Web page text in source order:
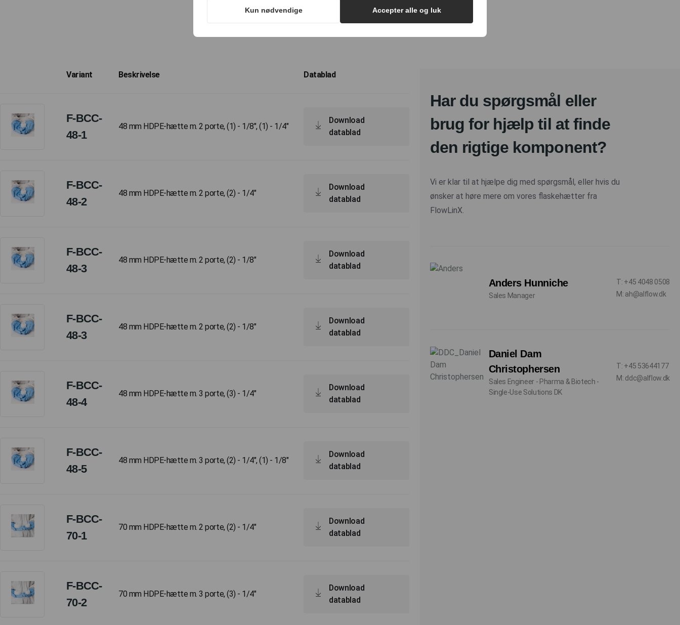
Variant Beskrivelse Datablad
F-BCC-
48-1
48 mm HDPE-hætte m. 2 porte, (1) - 1/8", (1) - 1/4"
Download
datablad
F-BCC-
48-2
48 mm HDPE-hætte m. 2 porte, (2) - 1/4"
Download
datablad
F-BCC-
48-3
48 mm HDPE-hætte m. 2 porte, (2) - 1/8"
Download
datablad
F-BCC-
48-3
48 mm HDPE-hætte m. 2 porte, (2) - 1/8"
Download
datablad
F-BCC-
48-4
48 mm HDPE-hætte m. 3 porte, (3) - 1/4"
Download
datablad
F-BCC-
48-5
48 mm HDPE-hætte m. 3 porte, (2) - 1/4", (1) - 1/8"
Download
datablad
F-BCC-
70-1
70 mm HDPE-hætte m. 2 porte, (2) - 1/4"
Download
datablad
F-BCC-
70-2
70 mm HDPE-hætte m. 3 porte, (3) - 1/4"
Download
datablad
Har du spørgsmål eller
brug for hjælp til at finde
den rigtige komponent?
Vi er klar til at hjælpe dig med spørgsmål, eller hvis du
ønsker at høre mere om vores flaskehætter fra
FlowLinX.
Anders Hunniche
Sales Manager
T: +45 4048 0508
M: ah@alflow.dk
Daniel Dam
Christophersen
Sales Engineer - Pharma & Biotech -
Single-Use Solutions DK
T: +45 53644177
M: ddc@alflow.dk
Kun nødvendige Accepter alle og luk